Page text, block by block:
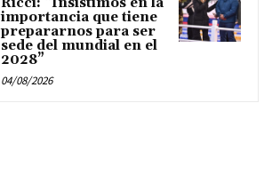
Ricci: “Insistimos en la
importancia que tiene
prepararnos para ser
sede del mundial en el
2028”
04/08/2026